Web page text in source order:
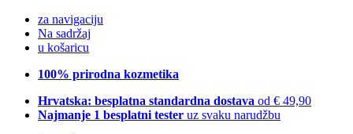
za navigaciju
Na sadržaj
u košaricu
100% prirodna kozmetika
Hrvatska: besplatna standardna dostava od € 49,90
Najmanje 1 besplatni tester uz svaku narudžbu